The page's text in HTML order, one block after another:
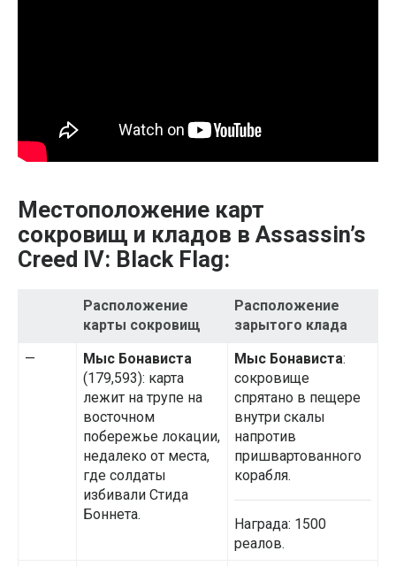
Местоположение карт
сокровищ и кладов в Assassin’s
Creed IV: Black Flag:
Расположение
карты сокровищ
Расположение
зарытого клада
—
Мыс Бонависта
(179,593): карта
лежит на трупе на
восточном
побережье локации,
недалеко от места,
где солдаты
избивали Стида
Боннета.
Мыс Бонависта:
сокровище
спрятано в пещере
внутри скалы
напротив
пришвартованного
корабля.
Награда: 1500
реалов.